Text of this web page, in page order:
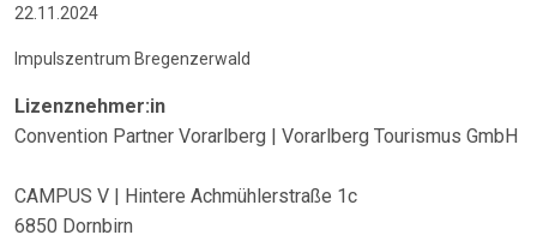
22.11.2024
Impulszentrum Bregenzerwald
Lizenznehmer:in
Convention Partner Vorarlberg | Vorarlberg Tourismus GmbH
CAMPUS V | Hintere Achmühlerstraße 1c
6850 Dornbirn